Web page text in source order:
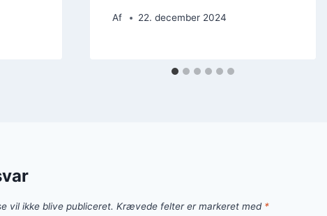
Af 22. december 2024
vil ikke blive publiceret. Krævede felter er markeret med *